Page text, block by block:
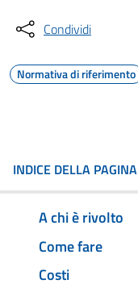
Condividi
Normativa di riferimento
INDICE DELLA PAGINA
A chi è rivolto
Come fare
Costi